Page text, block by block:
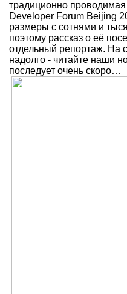
традиционно
Developer Forum Beijing
размеры с сотнями и
поэтому рассказ о её
отдельный репортаж. На
надолго - читайте наши
последует очень скоро…